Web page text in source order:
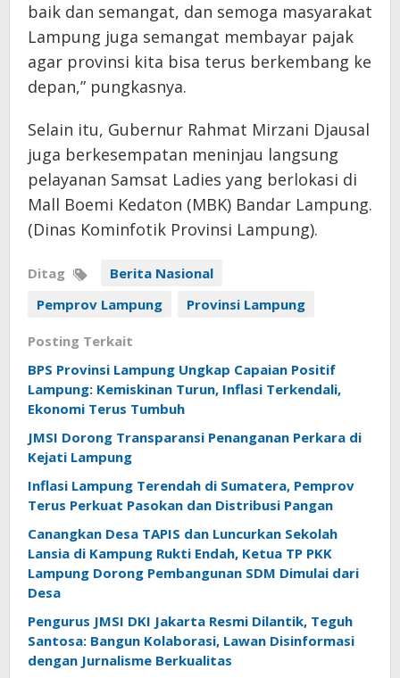
baik dan semangat, dan semoga masyarakat
Lampung juga semangat membayar pajak
agar provinsi kita bisa terus berkembang ke
depan,” pungkasnya.
Selain itu, Gubernur Rahmat Mirzani Djausal
juga berkesempatan meninjau langsung
pelayanan Samsat Ladies yang berlokasi di
Mall Boemi Kedaton (MBK) Bandar Lampung.
(Dinas Kominfotik Provinsi Lampung).
Ditag
Berita Nasional
Pemprov Lampung
Provinsi Lampung
Posting Terkait
BPS Provinsi Lampung Ungkap Capaian Positif
Lampung: Kemiskinan Turun, Inflasi Terkendali,
Ekonomi Terus Tumbuh
JMSI Dorong Transparansi Penanganan Perkara di
Kejati Lampung
Inflasi Lampung Terendah di Sumatera, Pemprov
Terus Perkuat Pasokan dan Distribusi Pangan
Canangkan Desa TAPIS dan Luncurkan Sekolah
Lansia di Kampung Rukti Endah, Ketua TP PKK
Lampung Dorong Pembangunan SDM Dimulai dari
Desa
Pengurus JMSI DKI Jakarta Resmi Dilantik, Teguh
Santosa: Bangun Kolaborasi, Lawan Disinformasi
dengan Jurnalisme Berkualitas